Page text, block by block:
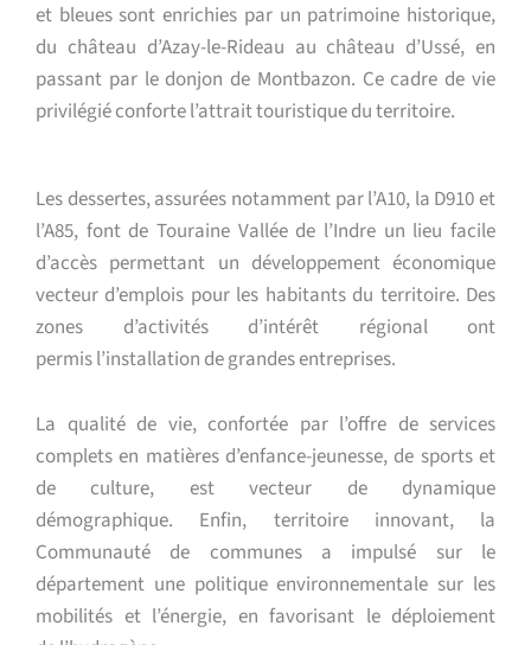
et bleues sont enrichies par un patrimoine historique,
du château d’Azay-le-Rideau au château d’Ussé, en
passant par le donjon de Montbazon. Ce cadre de vie
privilégié conforte l’attrait touristique du territoire.
Les dessertes, assurées notamment par l’A10, la D910 et
l’A85, font de Touraine Vallée de l’Indre un lieu facile
d’accès permettant un développement économique
vecteur d’emplois pour les habitants du territoire. Des
zones d’activités d’intérêt régional ont
permisl’installation de grandes entreprises.
La qualité de vie, confortée par l’offre de services
complets en matières d’enfance-jeunesse, de sports et
de culture, est vecteur de dynamique
démographique. Enfin, territoire innovant, la
Communauté de communes a impulsé sur le
département une politiqueenvironnementale sur les
mobilités et l’énergie, en favorisant le déploiement